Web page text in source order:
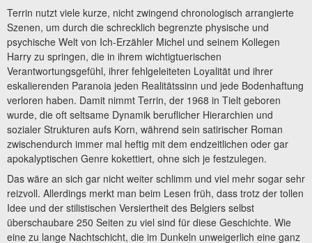
Terrin nutzt viele kurze, nicht zwingend chronologisch arrangierte
Szenen, um durch die schrecklich begrenzte physische und
psychische Welt von Ich-Erzähler Michel und seinem Kollegen
Harry zu springen, die in ihrem wichtigtuerischen
Verantwortungsgefühl, ihrer fehlgeleiteten Loyalität und ihrer
eskalierenden Paranoia jeden Realitätssinn und jede Bodenhaftung
verloren haben. Damit nimmt Terrin, der 1968 in Tielt geboren
wurde, die oft seltsame Dynamik beruflicher Hierarchien und
sozialer Strukturen aufs Korn, während sein satirischer Roman
zwischendurch immer mal heftig mit dem endzeitlichen oder gar
apokalyptischen Genre kokettiert, ohne sich je festzulegen.
Das wäre an sich gar nicht weiter schlimm und viel mehr sogar sehr
reizvoll. Allerdings merkt man beim Lesen früh, dass trotz der tollen
Idee und der stilistischen Versiertheit des Belgiers selbst
überschaubare 250 Seiten zu viel sind für diese Geschichte. Wie
eine zu lange Nachtschicht, die im Dunkeln unweigerlich eine ganz